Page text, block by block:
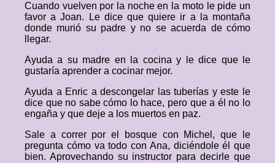
Cuando vuelven por la noche en la moto le pide un
favor a Joan. Le dice que quiere ir a la montaña
donde murió su padre y no se acuerda de cómo
llegar.
Ayuda a su madre en la cocina y le dice que le
gustaría aprender a cocinar mejor.
Ayuda a Enric a descongelar las tuberías y este le
dice que no sabe cómo lo hace, pero que a él no lo
engaña y que deje a los muertos en paz.
Sale a correr por el bosque con Michel, que le
pregunta cómo va todo con Ana, diciéndole él que
bien. Aprovechando su instructor para decirle que